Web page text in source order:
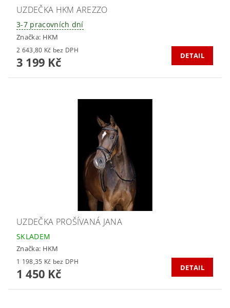
UZDEČKA HKM AREZZO
3-7 pracovních dní
Značka: HKM
2 643,80 Kč bez DPH
3 199 Kč DETAIL
UZDEČKA PROŠÍVANÁ JANA
SKLADEM
Značka: HKM
1 198,35 Kč bez DPH
1 450 Kč DETAIL